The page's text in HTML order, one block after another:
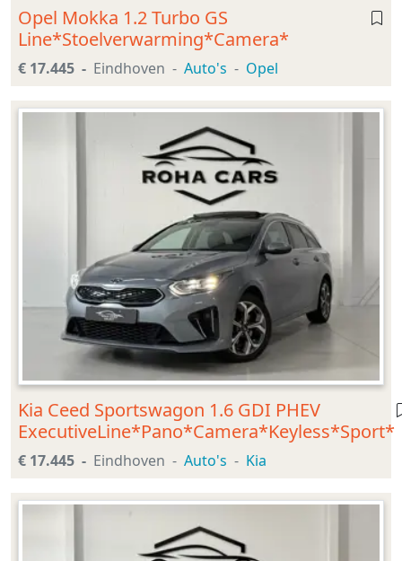
Opel Mokka 1.2 Turbo GS
Line*Stoelverwarming*Camera*
€ 17.445 Eindhoven Auto's Opel
Kia Ceed Sportswagon 1.6 GDI PHEV
ExecutiveLine*Pano*Camera*Keyless*Sport*
€ 17.445 Eindhoven Auto's Kia